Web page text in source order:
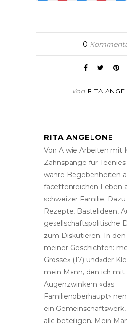
0
Von RITA
RITA ANGELONE
Von A wie Arbeiten mit
Zahnspange für
wahre Begebenheiten
facettenreichen Leben
schweizer Familie.
Rezepte, Bastelideen,
gesellschaftspolitische
zum Diskutieren. In
meiner Geschichten:
Grosse» (17) und«der
mein Mann, den ich mit
Augenzwinkern «das
Familienoberhaupt»
ein
alle beteiligen. Mein